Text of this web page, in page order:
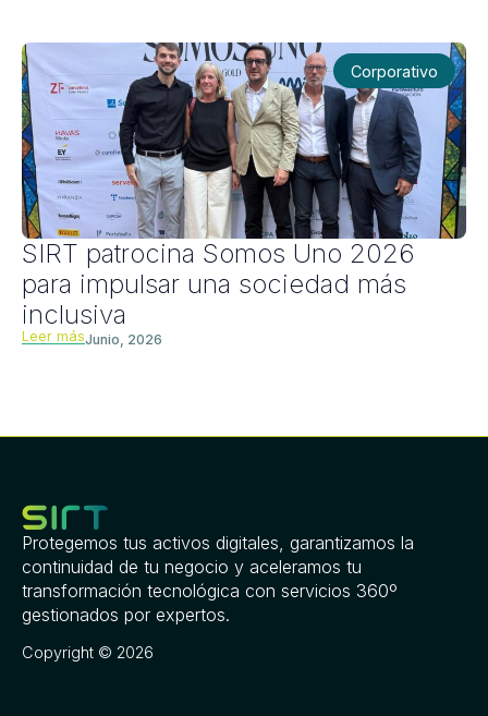
Corporativo
SIRT patrocina Somos Uno 2026
para impulsar una sociedad más
inclusiva
Leer másJunio, 2026
Protegemos tus activos digitales, garantizamos la
continuidad de tu negocio y aceleramos tu
transformación tecnológica con servicios 360º
gestionados por expertos.
Copyright © 2026